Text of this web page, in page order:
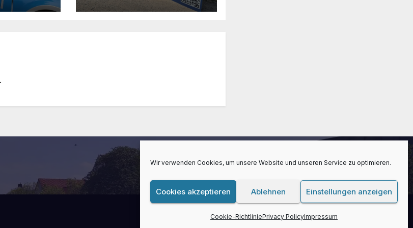
Wir verwenden Cookies, um unsere Website und unseren Service zu optimieren.
Cookies akzeptieren Ablehnen Einstellungen anzeigen
Cookie-RichtliniePrivacy PolicyImpressum
KontaktImpressumPrivacy PolicyCookie-Richtlinie (EU)